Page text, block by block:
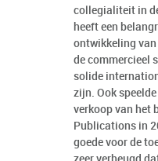
collegialiteit in
heeft een
ontwikkeling
de commercieel
solide
zijn. Ook
verkoop van het
Publications in
goede voor de